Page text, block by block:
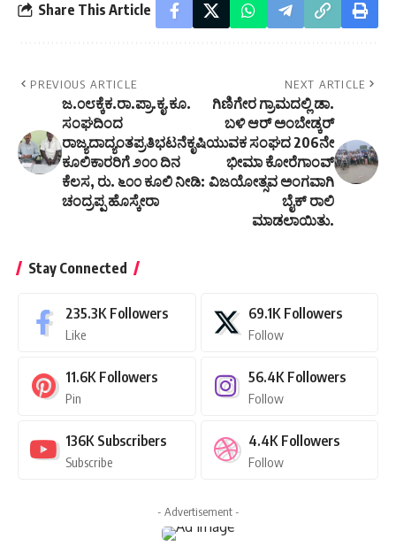
Share This Article
PREVIOUS ARTICLE
ಜ.೦೮ಕ್ಕೆಕ.ರಾ.ಪ್ರಾ.ಕೃ.ಕೂ.
ಸಂಘದಿಂದ
ರಾಜ್ಯದಾದ್ಯಂತಪ್ರತಿಭಟನೆಕೃಷಿ
ಕೂಲಿಕಾರರಿಗೆ ೨೦೦ ದಿನ
ಕೆಲಸ, ರು. ೬೦೦ ಕೂಲಿ ನೀಡಿ:
ಚಂದ್ರಪ್ಪ ಹೊಸ್ಕೇರಾ
NEXT ARTICLE
ಗಿಣಿಗೇರ ಗ್ರಾಮದಲ್ಲಿ ಡಾ.
ಬಳಿ ಆರ್ ಅಂಬೇಡ್ಕರ್
ಯುವಕ ಸಂಘದ 206ನೇ
ಭೀಮಾ ಕೋರೆಗಾಂವ್
ವಿಜಯೋತ್ಸವ ಅಂಗವಾಗಿ
ಬೈಕ್ ರಾಲಿ
ಮಾಡಲಾಯಿತು.
Stay Connected
235.3K Followers
Like
69.1K Followers
Follow
11.6K Followers
Pin
56.4K Followers
Follow
136K Subscribers
Subscribe
4.4K Followers
Follow
- Advertisement -